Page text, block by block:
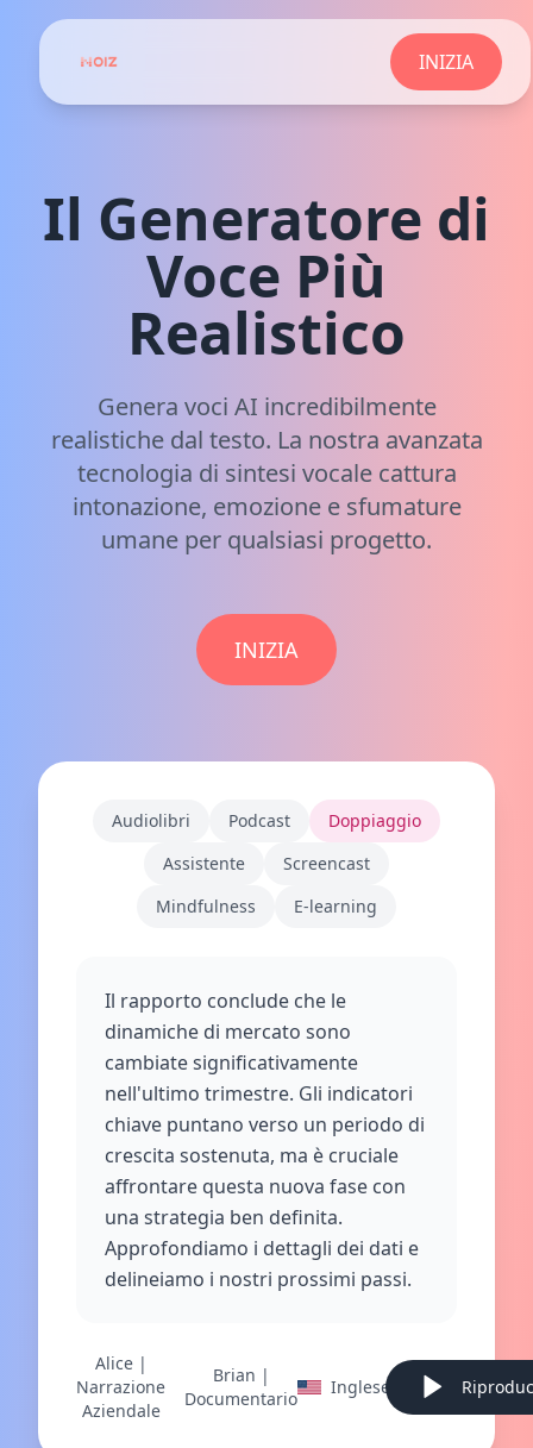
INIZIA
Il Generatore di
Voce Più
Realistico
Genera voci AI incredibilmente
realistiche dal testo. La nostra avanzata
tecnologia di sintesi vocale cattura
intonazione, emozione e sfumature
umane per qualsiasi progetto.
INIZIA
Audiolibri Podcast
Doppiaggio
Assistente
Screencast
Mindfulness
E-learning
Il rapporto conclude che le
dinamiche di mercato sono
cambiate significativamente
nell'ultimo trimestre. Gli indicatori
chiave puntano verso un periodo di
crescita sostenuta, ma è cruciale
affrontare questa nuova fase con
una strategia ben definita.
Approfondiamo i dettagli dei dati e
delineiamo i nostri prossimi passi.
Alice |
Narrazione
Aziendale
Brian |
Documentario
Inglese